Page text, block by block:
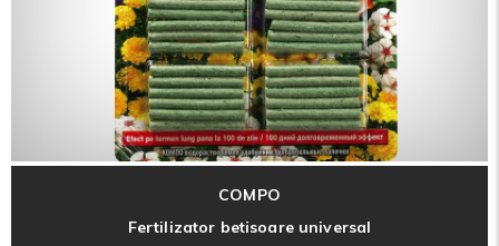
COMPO
Fertilizator betisoare universal